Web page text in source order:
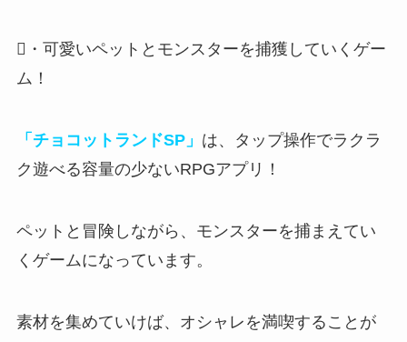
・可愛いペットとモンスターを捕獲していくゲー
ム！
「チョコットランドSP」 は、タップ操作でラクラ
ク遊べる容量の少ないRPGアプリ！
ペットと冒険しながら、モンスターを捕まえてい
くゲームになっています。
素材を集めていけば、オシャレを満喫することが